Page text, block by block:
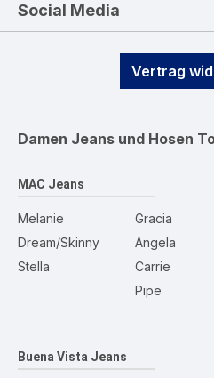
Social Media
Vertrag
Damen Jeans und Hosen
MAC Jeans
Melanie
Dream/Skinny
Stella
Gracia
Angela
Carrie
Pipe
Buena Vista Jeans